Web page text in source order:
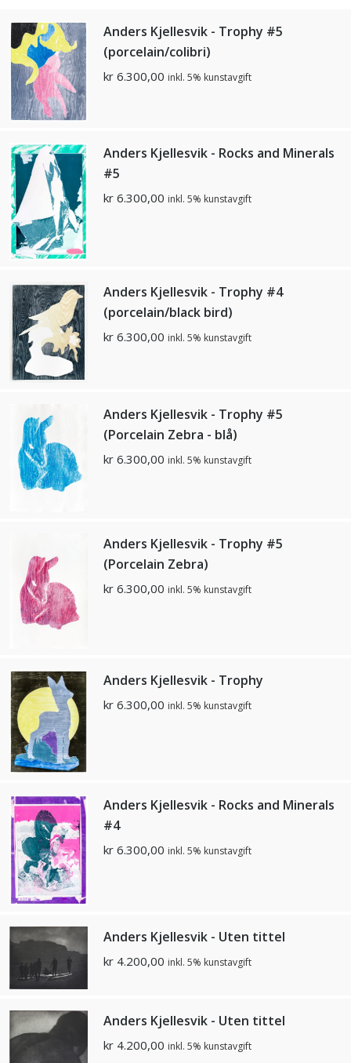
Anders Kjellesvik - Trophy #5
(porcelain/colibri)
kr 6.300,00 inkl. 5% kunstavgift
Anders Kjellesvik - Rocks and Minerals
#5
kr 6.300,00 inkl. 5% kunstavgift
Anders Kjellesvik - Trophy #4
(porcelain/black bird)
kr 6.300,00 inkl. 5% kunstavgift
Anders Kjellesvik - Trophy #5
(Porcelain Zebra - blå)
kr 6.300,00 inkl. 5% kunstavgift
Anders Kjellesvik - Trophy #5
(Porcelain Zebra)
kr 6.300,00 inkl. 5% kunstavgift
Anders Kjellesvik - Trophy
kr 6.300,00 inkl. 5% kunstavgift
Anders Kjellesvik - Rocks and Minerals
#4
kr 6.300,00 inkl. 5% kunstavgift
Anders Kjellesvik - Uten tittel
kr 4.200,00 inkl. 5% kunstavgift
Anders Kjellesvik - Uten tittel
kr 4.200,00 inkl. 5% kunstavgift